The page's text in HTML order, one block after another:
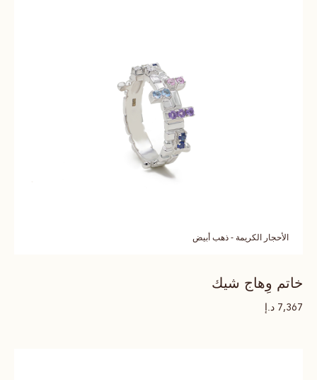
الأحجار الكريمة - ذهب أبيض
خاتم وِهاج شيك
7,367 د.إ